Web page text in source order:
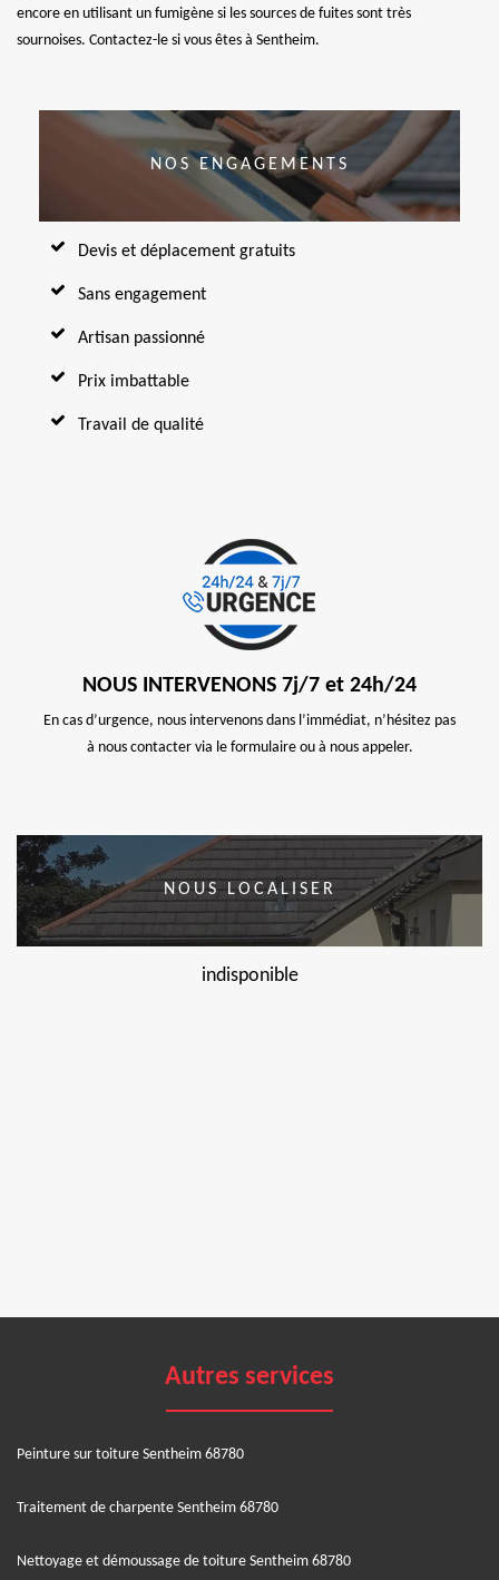
encore en utilisant un fumigène si les sources de fuites sont très
sournoises. Contactez-le si vous êtes à Sentheim.
NOS ENGAGEMENTS
Devis et déplacement gratuits
Sans engagement
Artisan passionné
Prix imbattable
Travail de qualité
NOUS INTERVENONS 7j/7 et 24h/24
En cas d’urgence, nous intervenons dans l’immédiat, n’hésitez pas
à nous contacter via le formulaire ou à nous appeler.
NOUS LOCALISER
indisponible
Autres services
Peinture sur toiture Sentheim 68780
Traitement de charpente Sentheim 68780
Nettoyage et démoussage de toiture Sentheim 68780